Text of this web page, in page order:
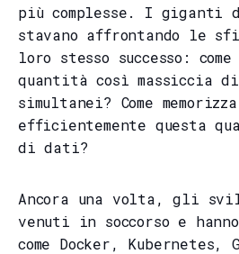
più complesse. I giganti
stavano affrontando le
loro stesso successo:
quantità così massiccia
simultanei? Come
efficientemente questa
di dati?
Ancora una volta, gli
venuti in soccorso e
come Docker, Kubernetes,